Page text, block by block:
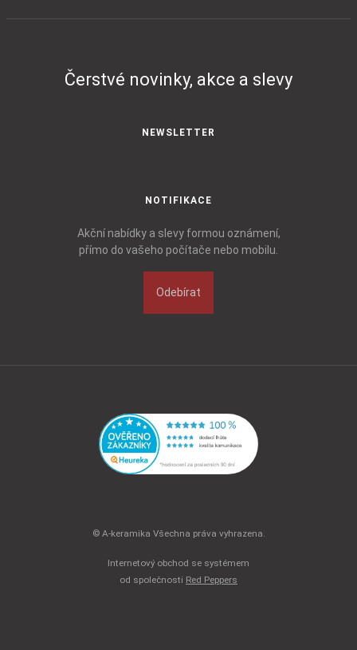
Čerstvé novinky, akce a slevy
NEWSLETTER
NOTIFIKACE
Akční nabídky a slevy formou oznámení,
přímo do vašeho počítače nebo mobilu.
Odebírat
© A-keramika Všechna práva vyhrazena.
Internetový obchod se systémem
od společnosti Red Peppers